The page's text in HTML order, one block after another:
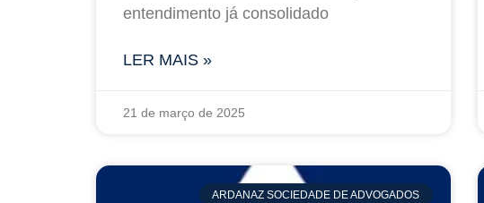
entendimento já consolidado
LER MAIS »
21 de março de 2025
ARDANAZ SOCIEDADE DE ADVOGADOS